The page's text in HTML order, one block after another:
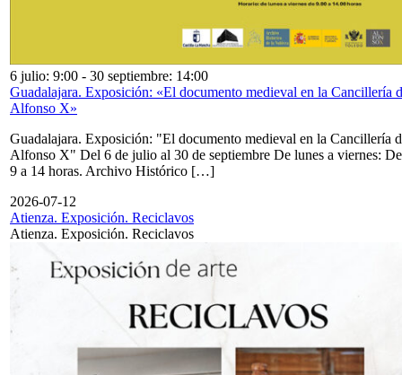
6 julio: 9:00 - 30 septiembre: 14:00
Guadalajara. Exposición: «El documento medieval en la Cancillería
Alfonso X»
Guadalajara. Exposición: "El documento medieval en la Cancillería
Alfonso X" Del 6 de julio al 30 de septiembre De lunes a viernes: De
9 a 14 horas. Archivo Histórico […]
2026-07-12
Atienza. Exposición. Reciclavos
Atienza. Exposición. Reciclavos